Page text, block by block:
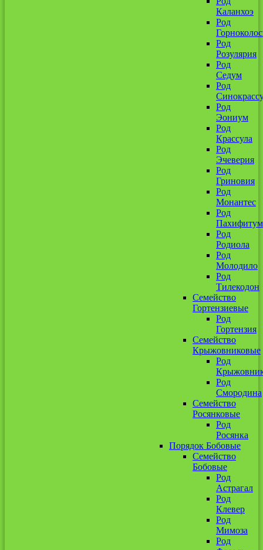
Каланхоэ
Род
Род
Розулярия
Род
Седум
Род
Род
Эониум
Род
Крассула
Род
Эчеверия
Род
Гриновия
Род
Монантес
Род
Пахифитум
Род
Родиола
Род
Молодило
Род
Тилекодон
Семейство
Гортензиевые
Род
Гортензия
Семейство
Крыжовниковые
Род
Род
Смородина
Семейство
Росянковые
Род
Росянка
Порядок Бобовые
Семейство
Бобовые
Род
Астрагал
Род
Клевер
Род
Мимоза
Род